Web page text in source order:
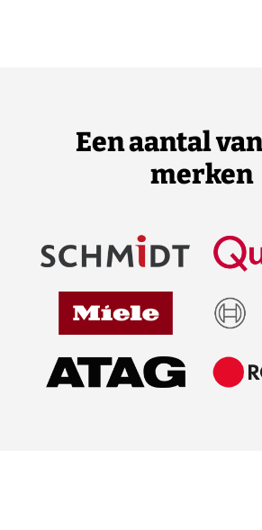
Een aantal
merken